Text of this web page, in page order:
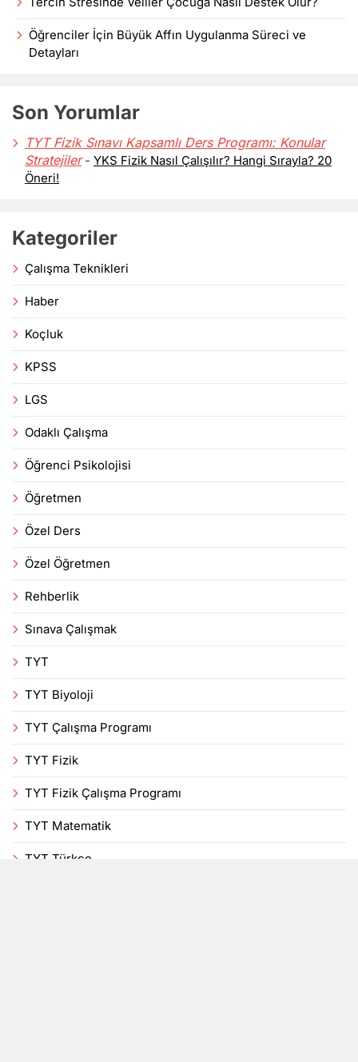
Öğrenciler İçin Büyük Affın Uygulanma Süreci ve
Detayları
Son Yorumlar
TYT Fizik Sınavı Kapsamlı Ders Programı: Konular
Stratejiler- YKS Fizik Nasıl Çalışılır? Hangi Sırayla? 20
Öneri!
Kategoriler
Çalışma Teknikleri
Haber
Koçluk
KPSS
LGS
Odaklı Çalışma
Öğrenci Psikolojisi
Öğretmen
Özel Ders
Özel Öğretmen
Rehberlik
Sınava Çalışmak
TYT
TYT Biyoloji
TYT Çalışma Programı
TYT Fizik
TYT Fizik Çalışma Programı
TYT Matematik
TYT Türkçe